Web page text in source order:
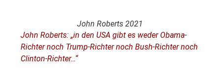
John Roberts 2021
John Roberts: „in den USA gibt es weder Obama-
Richter noch Trump-Richter noch Bush-Richter noch
Clinton-Richter…“